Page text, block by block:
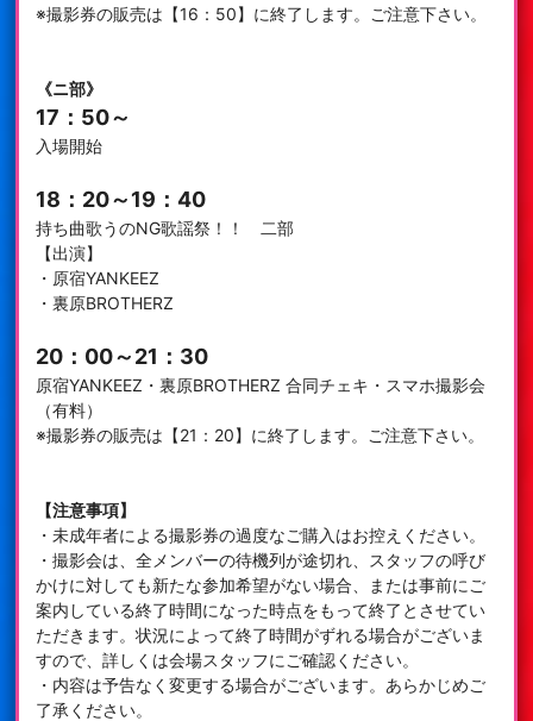
※撮影券の販売は【16：50】に終了します。ご注意下さい。
《ニ部》
17：50～
入場開始
18：20～19：40
持ち曲歌うのNG歌謡祭！！ 二部
【出演】
・原宿YANKEEZ
・裏原BROTHERZ
20：00～21：30
原宿YANKEEZ・裏原BROTHERZ 合同チェキ・スマホ撮影会
（有料）
※撮影券の販売は【21：20】に終了します。ご注意下さい。
【注意事項】
・未成年者による撮影券の過度なご購入はお控えください。
・撮影会は、全メンバーの待機列が途切れ、スタッフの呼び
かけに対しても新たな参加希望がない場合、または事前にご
案内している終了時間になった時点をもって終了とさせてい
ただきます。状況によって終了時間がずれる場合がございま
すので、詳しくは会場スタッフにご確認ください。
・内容は予告なく変更する場合がございます。あらかじめご
了承ください。